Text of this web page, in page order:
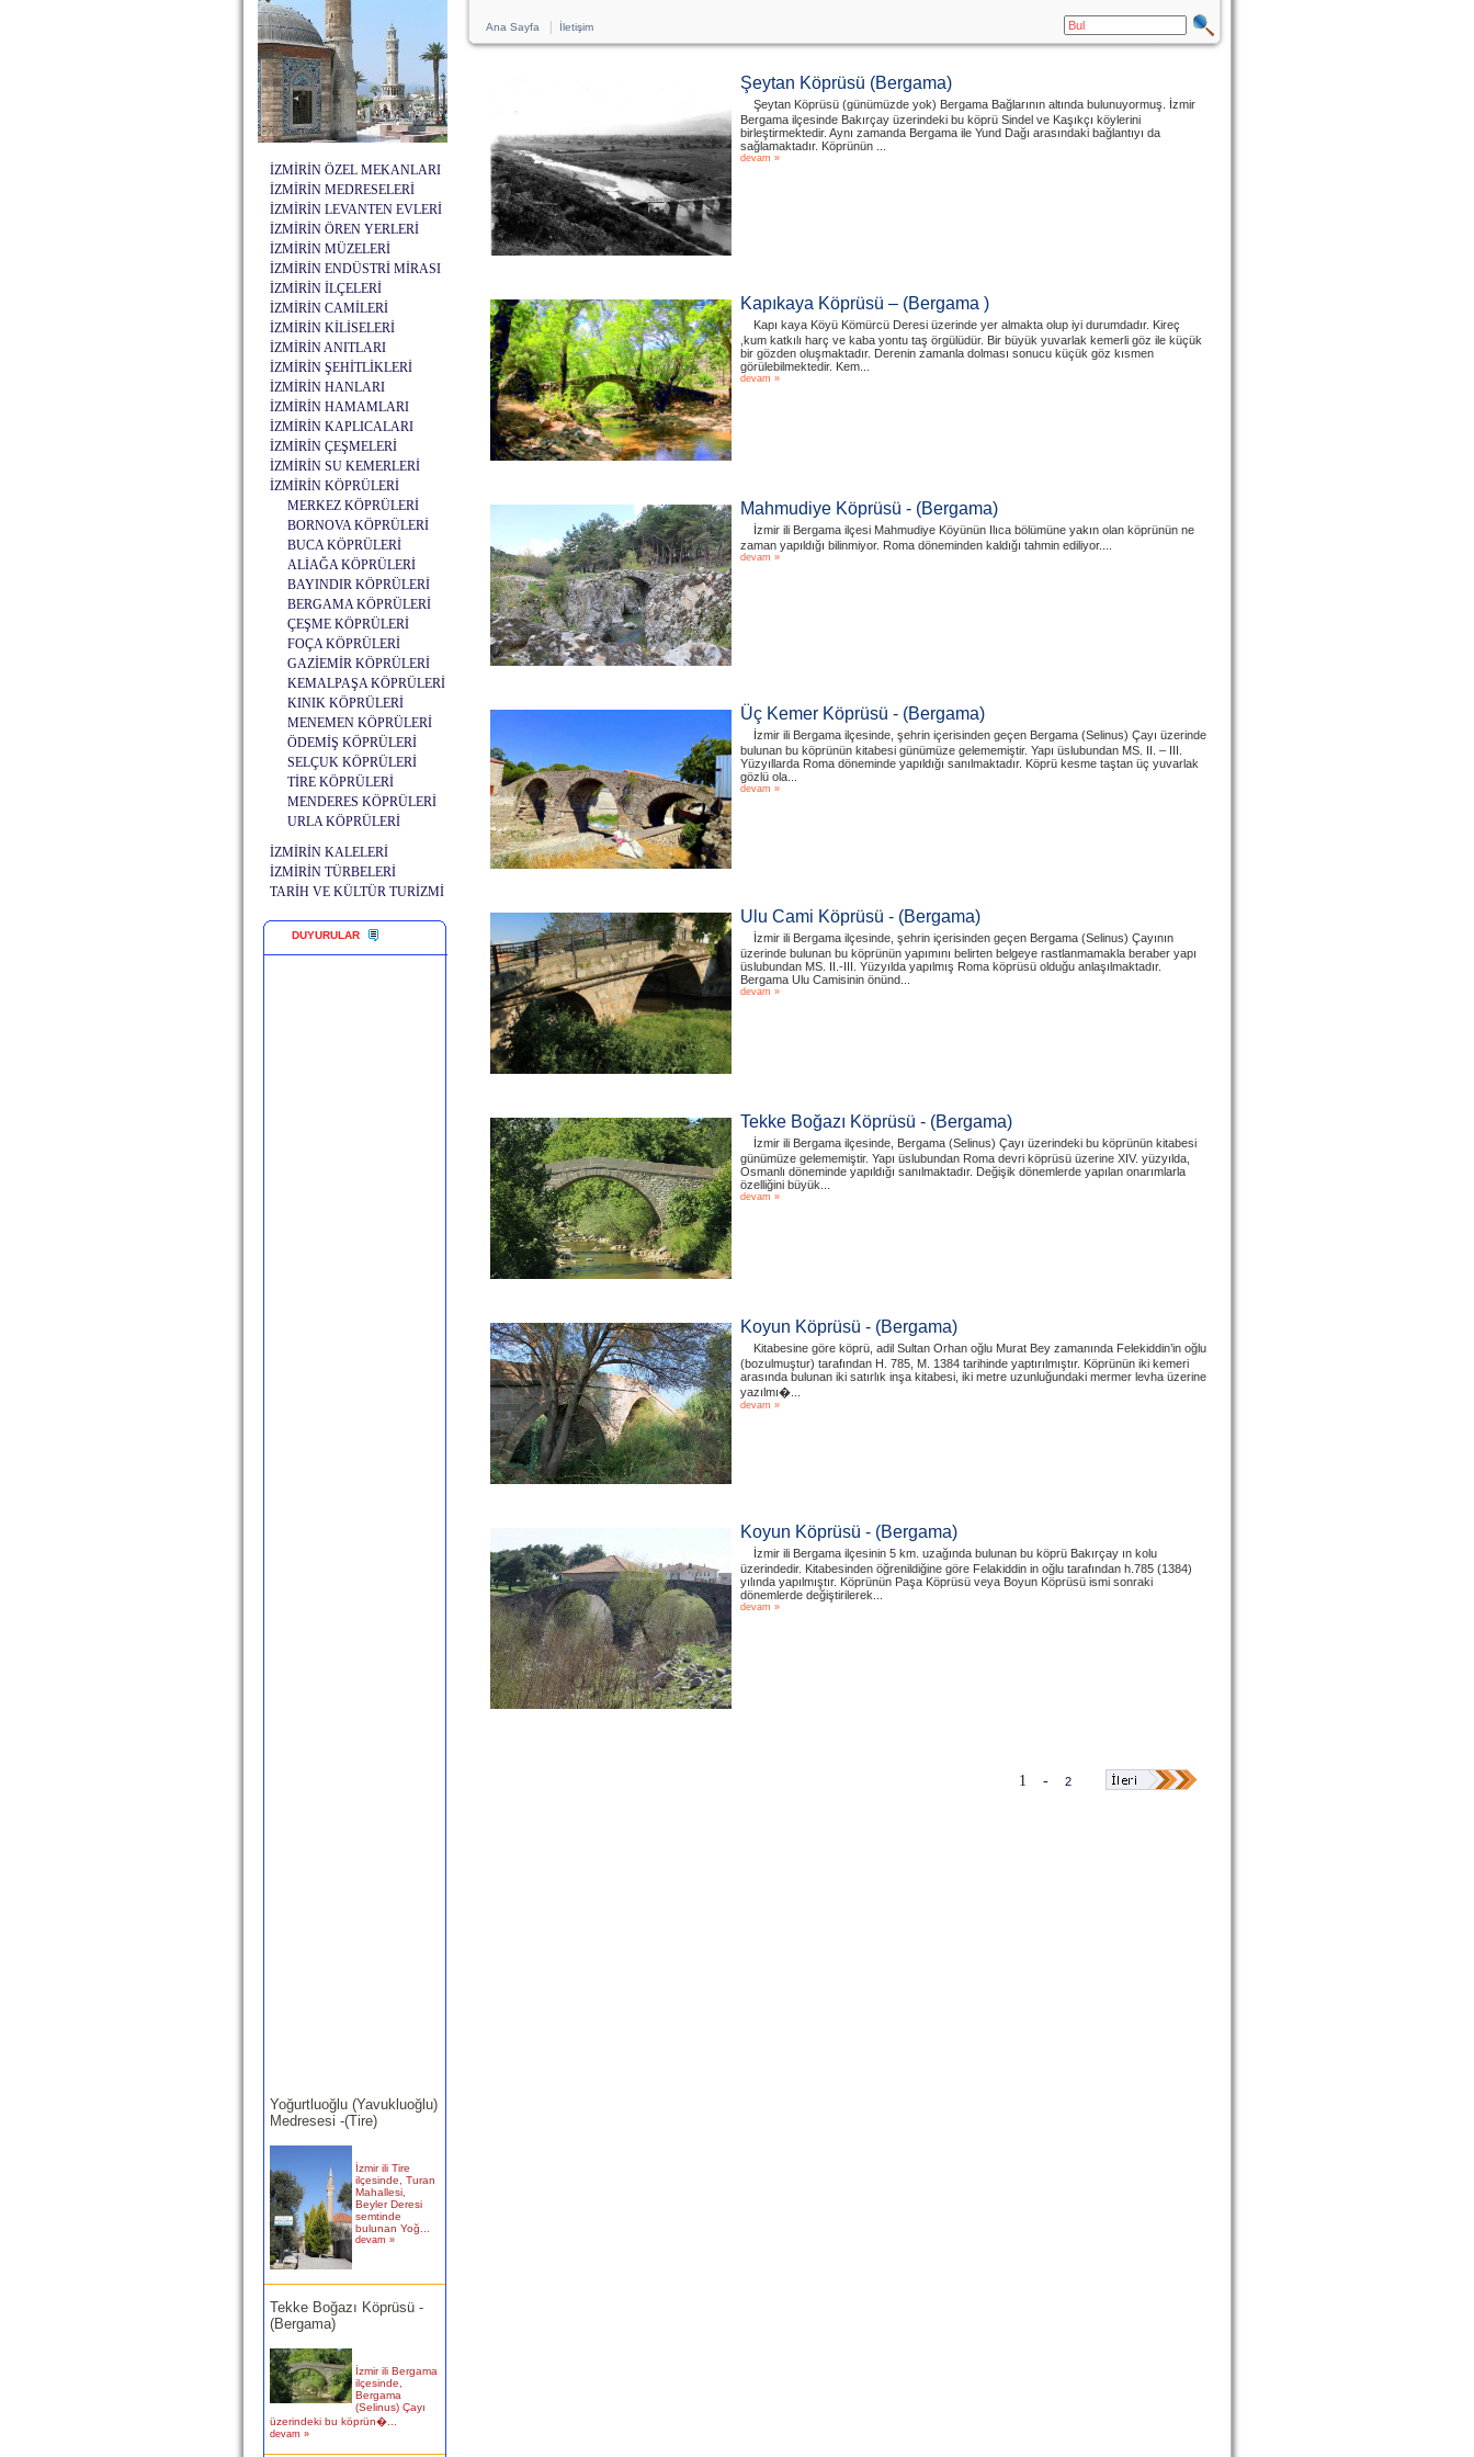
İZMİRİN ÖZEL MEKANLARI
İZMİRİN MEDRESELERİ
İZMİRİN LEVANTEN EVLERİ
İZMİRİN ÖREN YERLERİ
İZMİRİN MÜZELERİ
İZMİRİN ENDÜSTRİ MİRASI
İZMİRİN İLÇELERİ
İZMİRİN CAMİLERİ
İZMİRİN KİLİSELERİ
İZMİRİN ANITLARI
İZMİRİN ŞEHİTLİKLERİ
İZMİRİN HANLARI
İZMİRİN HAMAMLARI
İZMİRİN KAPLICALARI
İZMİRİN ÇEŞMELERİ
İZMİRİN SU KEMERLERİ
İZMİRİN KÖPRÜLERİ
MERKEZ KÖPRÜLERİ
BORNOVA KÖPRÜLERİ
BUCA KÖPRÜLERİ
ALİAĞA KÖPRÜLERİ
BAYINDIR KÖPRÜLERİ
BERGAMA KÖPRÜLERİ
ÇEŞME KÖPRÜLERİ
FOÇA KÖPRÜLERİ
GAZİEMİR KÖPRÜLERİ
KEMALPAŞA KÖPRÜLERİ
KINIK KÖPRÜLERİ
MENEMEN KÖPRÜLERİ
ÖDEMİŞ KÖPRÜLERİ
SELÇUK KÖPRÜLERİ
TİRE KÖPRÜLERİ
MENDERES KÖPRÜLERİ
URLA KÖPRÜLERİ
İZMİRİN KALELERİ
İZMİRİN TÜRBELERİ
TARİH VE KÜLTÜR TURİZMİ
DUYURULAR
Medresesi -(Tire)
ilçesinde, Turan
Mahallesi,
Beyler Deresi
semtinde
bulunan Yoğ...
devam »
(Bergama)
ilçesinde,
Bergama
(Selinus) Çayı
üzerindeki bu köprün�...
devam »
Ana Sayfa| İletişim
Şeytan Köprüsü (Bergama)
Şeytan Köprüsü (günümüzde yok) Bergama Bağlarının altında bulunuyormuş. İzmir
Bergama ilçesinde Bakırçay üzerindeki bu köprü Sindel ve Kaşıkçı köylerini
birleştirmektedir. Aynı zamanda Bergama ile Yund Dağı arasındaki bağlantıyı da
sağlamaktadır. Köprünün ...
devam »
Kapıkaya Köprüsü – (Bergama )
Kapı kaya Köyü Kömürcü Deresi üzerinde yer almakta olup iyi durumdadır. Kireç
,kum katkılı harç ve kaba yontu taş örgülüdür. Bir büyük yuvarlak kemerli göz ile küçük
bir gözden oluşmaktadır. Derenin zamanla dolması sonucu küçük göz kısmen
görülebilmektedir. Kem...
devam »
Mahmudiye Köprüsü - (Bergama)
İzmir ili Bergama ilçesi Mahmudiye Köyünün Ilıca bölümüne yakın olan köprünün ne
zaman yapıldığı bilinmiyor. Roma döneminden kaldığı tahmin ediliyor....
devam »
Üç Kemer Köprüsü - (Bergama)
İzmir ili Bergama ilçesinde, şehrin içerisinden geçen Bergama (Selinus) Çayı üzerinde
bulunan bu köprünün kitabesi günümüze gelememiştir. Yapı üslubundan MS. II. – III.
Yüzyıllarda Roma döneminde yapıldığı sanılmaktadır. Köprü kesme taştan üç yuvarlak
gözlü ola...
devam »
Ulu Cami Köprüsü - (Bergama)
İzmir ili Bergama ilçesinde, şehrin içerisinden geçen Bergama (Selinus) Çayının
üzerinde bulunan bu köprünün yapımını belirten belgeye rastlanmamakla beraber yapı
üslubundan MS. II.-III. Yüzyılda yapılmış Roma köprüsü olduğu anlaşılmaktadır.
Bergama Ulu Camisinin önünd...
devam »
Tekke Boğazı Köprüsü - (Bergama)
İzmir ili Bergama ilçesinde, Bergama (Selinus) Çayı üzerindeki bu köprünün kitabesi
günümüze gelememiştir. Yapı üslubundan Roma devri köprüsü üzerine XIV. yüzyılda,
Osmanlı döneminde yapıldığı sanılmaktadır. Değişik dönemlerde yapılan onarımlarla
özelliğini büyük...
devam »
Koyun Köprüsü - (Bergama)
Kitabesine göre köprü, adil Sultan Orhan oğlu Murat Bey zamanında Felekiddin’in oğlu
(bozulmuştur) tarafından H. 785, M. 1384 tarihinde yaptırılmıştır. Köprünün iki kemeri
arasında bulunan iki satırlık inşa kitabesi, iki metre uzunluğundaki mermer levha üzerine
yazılmı�...
devam »
Koyun Köprüsü - (Bergama)
İzmir ili Bergama ilçesinin 5 km. uzağında bulunan bu köprü Bakırçay ın kolu
üzerindedir. Kitabesinden öğrenildiğine göre Felakiddin in oğlu tarafından h.785 (1384)
yılında yapılmıştır. Köprünün Paşa Köprüsü veya Boyun Köprüsü ismi sonraki
dönemlerde değiştirilerek...
devam »
1 - 2